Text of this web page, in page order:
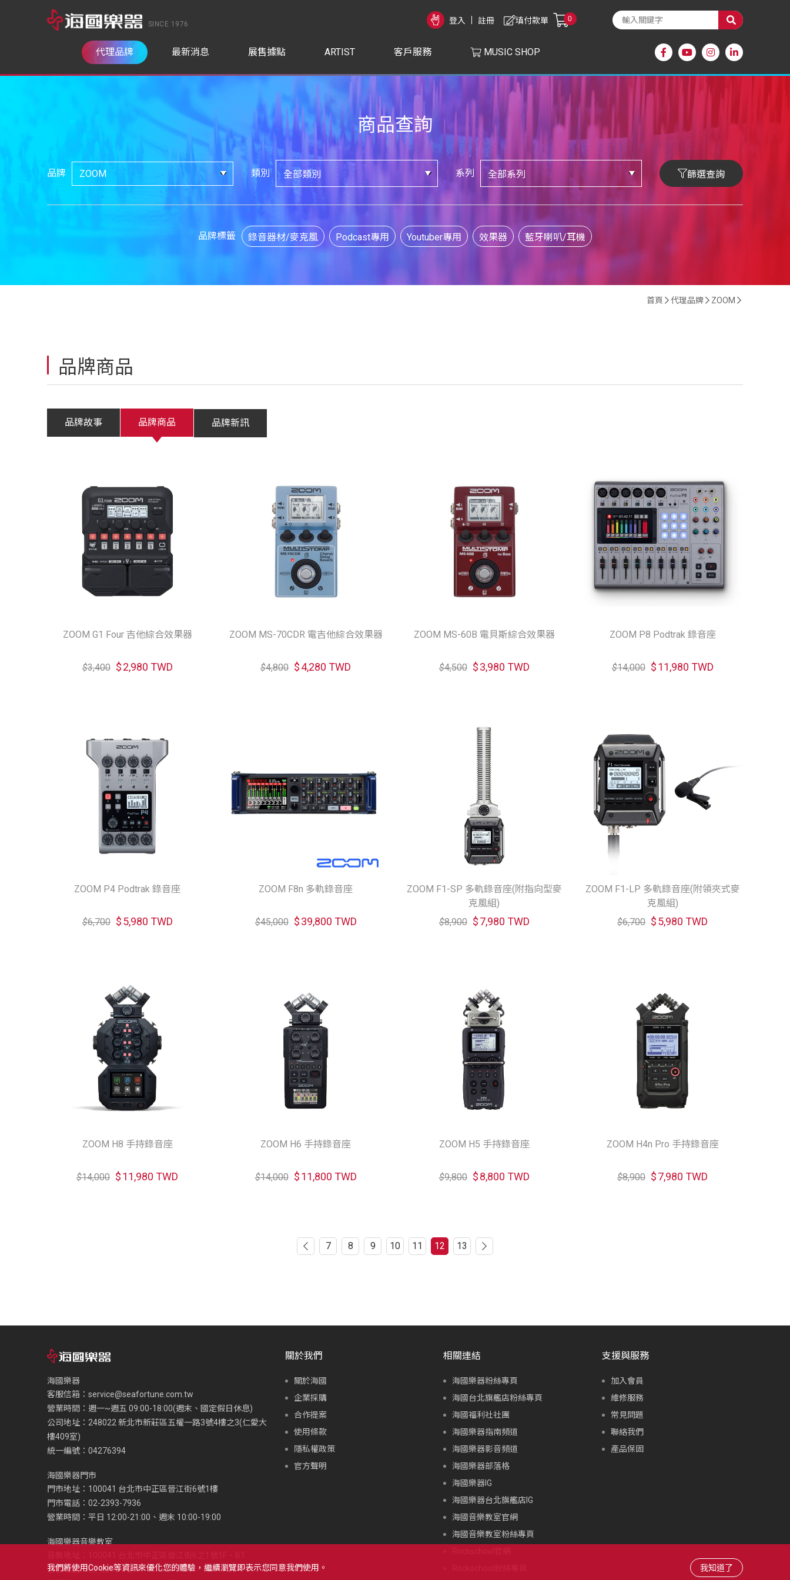
SINCE 1976 登入 註冊 0
填付款單
代理品牌 最新消息 展售據點 ARTIST 客戶服務 MUSIC SHOP
商品查詢
品牌 類別 系列 篩選查詢
品牌標籤 錄音器材/麥克風 Podcast專用 Youtuber專用 效果器 藍牙喇叭/耳機
首頁 代理品牌 ZOOM
品牌商品
品牌故事 品牌商品 品牌新訊
ZOOM G1 Four 吉他綜合效果器
$3,400 $2,980 TWD
ZOOM MS-70CDR 電吉他綜合效果器
$4,800 $4,280 TWD
ZOOM MS-60B 電貝斯綜合效果器
$4,500 $3,980 TWD
ZOOM P8 Podtrak 錄音座
$14,000 $11,980 TWD
ZOOM P4 Podtrak 錄音座
$6,700 $5,980 TWD
ZOOM F8n 多軌錄音座
$45,000 $39,800 TWD
ZOOM F1-SP 多軌錄音座(附指向型麥
克風組)
$8,900 $7,980 TWD
ZOOM F1-LP 多軌錄音座(附領夾式麥
克風組)
$6,700 $5,980 TWD
ZOOM H8 手持錄音座
$14,000 $11,980 TWD
ZOOM H6 手持錄音座
$14,000 $11,800 TWD
ZOOM H5 手持錄音座
$9,800 $8,800 TWD
ZOOM H4n Pro 手持錄音座
$8,900 $7,980 TWD
7 8 9 10 11 12 13
海國樂器
客服信箱： service@seafortune.com.tw
營業時間：週一~週五 09:00-18:00(週末、國定假日休息)
公司地址：248022 新北市新莊區五權一路3號4樓之3(仁愛大
樓409室)
統一編號：04276394
海國樂器門市
門市地址：100041 台北市中正區晉江街6號1樓
門市電話：02-2393-7936
營業時間：平日 12:00-21:00、週末 10:00-19:00
海國樂器音樂教室
音教電話：02-2393-1279
關於我們
關於海國
企業採購
合作提案
使用條款
隱私權政策
官方聲明
相關連結
海國樂器粉絲專頁
海國台北旗艦店粉絲專頁
海國福利社社團
海國樂器指南頻道
海國樂器影音頻道
海國樂器部落格
海國樂器IG
海國樂器台北旗艦店IG
海國音樂教室官網
海國音樂教室粉絲專頁
支援與服務
加入會員
維修服務
常見問題
聯絡我們
產品保固
我們將使用cookie等資訊來優化您的體驗，繼續瀏覽即表示您同意我們使用。